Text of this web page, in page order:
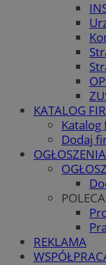
KATALOG
Katalog
Dodaj
OGŁOSZENIA
REKLAMA